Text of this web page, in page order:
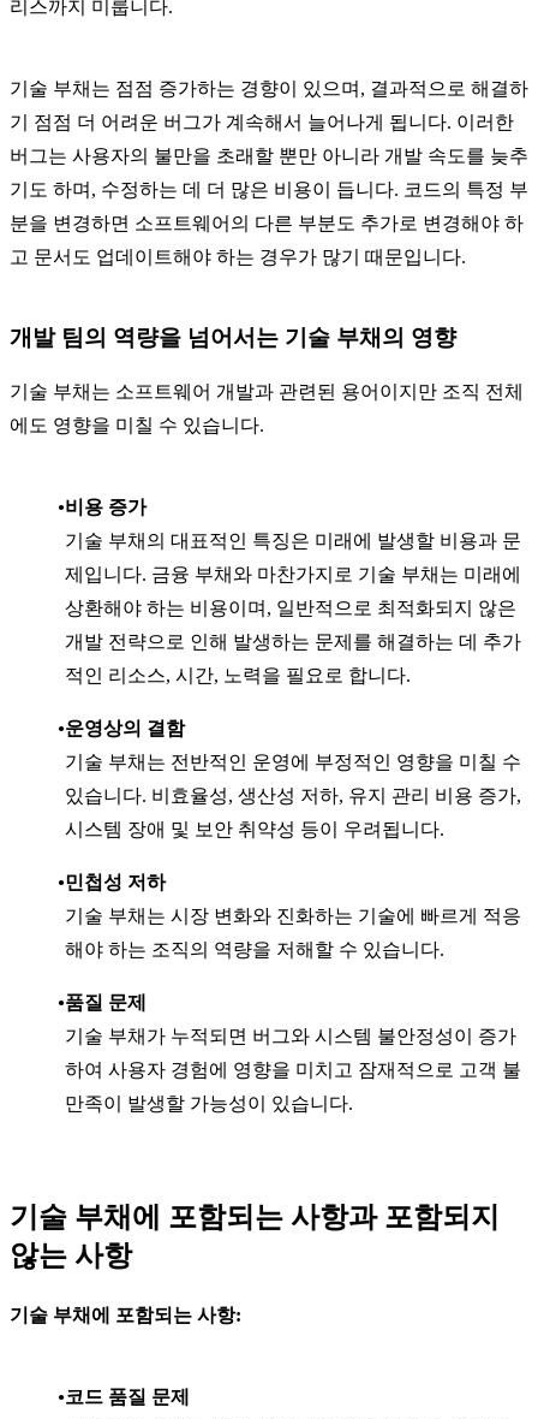
리스까지 미룹니다.
기술 부채는 점점 증가하는 경향이 있으며, 결과적으로 해결하
기 점점 더 어려운 버그가 계속해서 늘어나게 됩니다. 이러한
버그는 사용자의 불만을 초래할 뿐만 아니라 개발 속도를 늦추
기도 하며, 수정하는 데 더 많은 비용이 듭니다. 코드의 특정 부
분을 변경하면 소프트웨어의 다른 부분도 추가로 변경해야 하
고 문서도 업데이트해야 하는 경우가 많기 때문입니다.
개발 팀의 역량을 넘어서는 기술 부채의 영향
기술 부채는 소프트웨어 개발과 관련된 용어이지만 조직 전체
에도 영향을 미칠 수 있습니다.
비용 증가
기술 부채의 대표적인 특징은 미래에 발생할 비용과 문
제입니다. 금융 부채와 마찬가지로 기술 부채는 미래에
상환해야 하는 비용이며, 일반적으로 최적화되지 않은
개발 전략으로 인해 발생하는 문제를 해결하는 데 추가
적인 리소스, 시간, 노력을 필요로 합니다.
운영상의 결함
기술 부채는 전반적인 운영에 부정적인 영향을 미칠 수
있습니다. 비효율성, 생산성 저하, 유지 관리 비용 증가,
시스템 장애 및 보안 취약성 등이 우려됩니다.
민첩성 저하
기술 부채는 시장 변화와 진화하는 기술에 빠르게 적응
해야 하는 조직의 역량을 저해할 수 있습니다.
품질 문제
기술 부채가 누적되면 버그와 시스템 불안정성이 증가
하여 사용자 경험에 영향을 미치고 잠재적으로 고객 불
만족이 발생할 가능성이 있습니다.
기술 부채에 포함되는 사항과 포함되지
않는 사항
기술 부채에 포함되는 사항:
코드 품질 문제